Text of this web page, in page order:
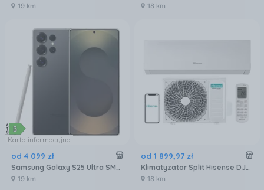
19 km 18 km
Karta informacyjna
od 4 099 zł
Samsung Galaxy S25 Ultra SM-S938 12/256GB Tytanowy Czarny
19 km
od 1 899,97 zł
Klimatyzator Split Hisense DJ25LE0EG DJ25LE0EW
18 km